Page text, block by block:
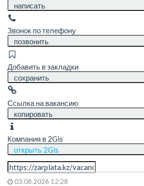
написать
Звонок по телефону
позвонить
Добавить в закладки
сохранить
Ссылка на вакансию
копировать
Компания в 2Gis
открыть 2Gis
03.08.2026 12:28